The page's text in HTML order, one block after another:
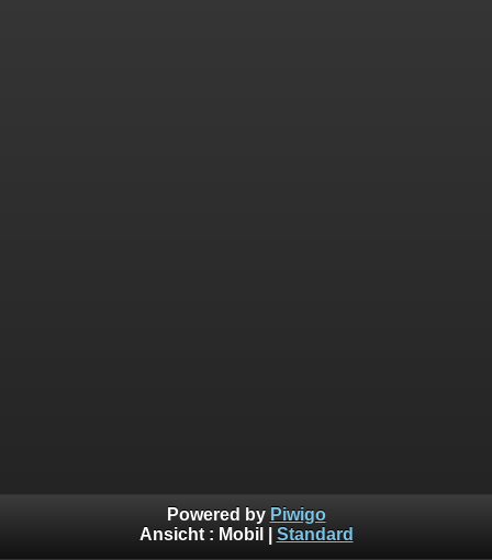
Powered by Piwigo
Ansicht : Mobil Standard